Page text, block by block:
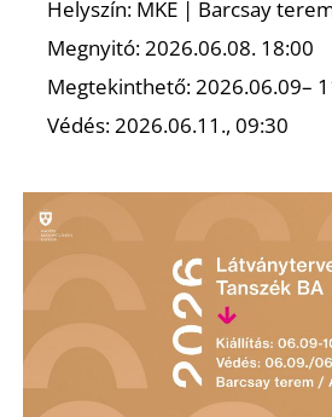
Helyszín: MKE | Barcsay
Megnyitó: 2026.06.08. 18:00
Megtekinthető: 2026.06.09–
Védés: 2026.06.11., 09:30